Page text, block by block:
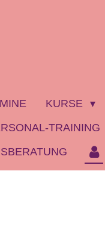
KURSE
TRAINING